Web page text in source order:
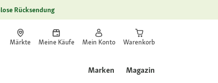
Rücksendung
Märkte Meine Käufe Mein Konto Warenkorb
Marken Magazin